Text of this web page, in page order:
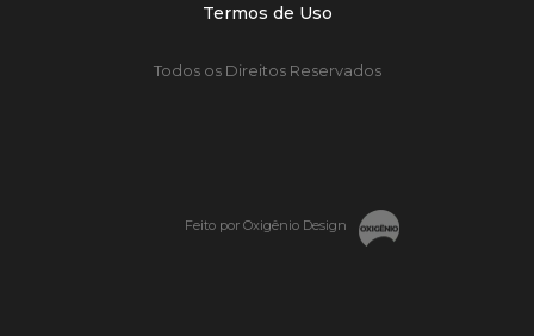
Termos de Uso
Todos os Direitos Reservados
Feito por Oxigênio Design